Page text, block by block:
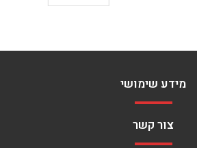
מידע שימושי
צור קשר